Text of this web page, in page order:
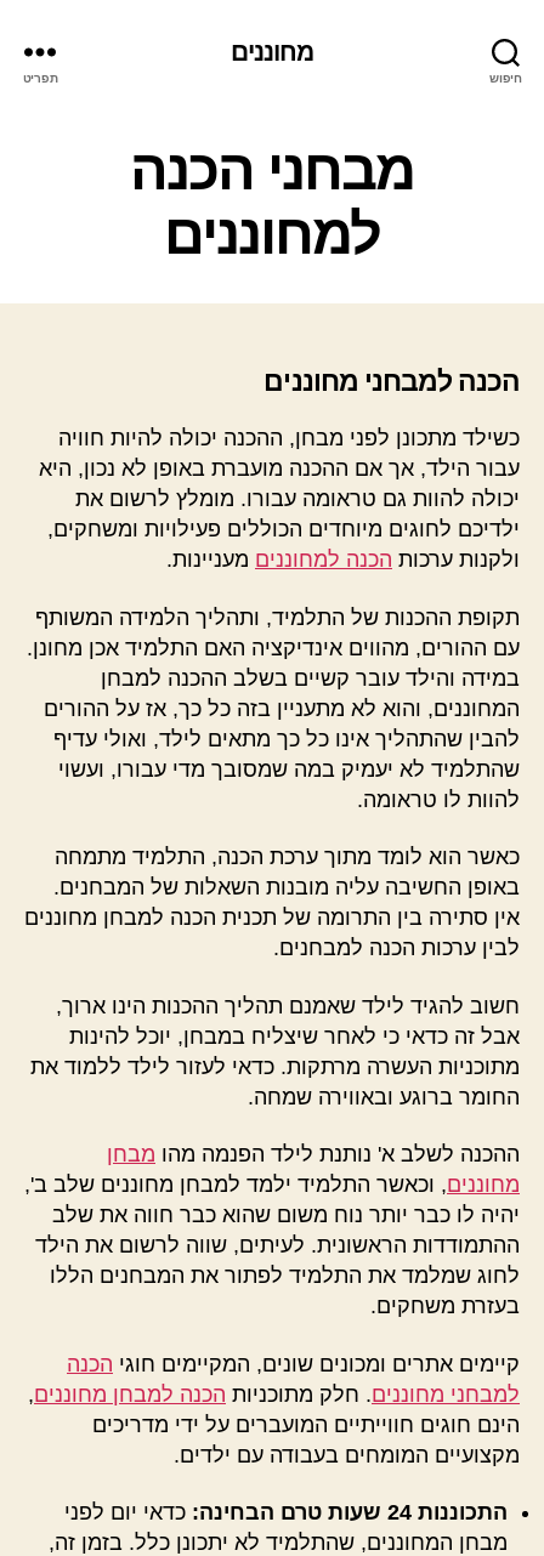
חיפוש
מחוננים
תפריט
קטגוריות
מבחני הכנה
למחוננים
הכנה למבחני מחוננים
כשילד מתכונן לפני מבחן, ההכנה יכולה להיות חוויה
עבור הילד, אך אם ההכנה מועברת באופן לא נכון, היא
יכולה להוות גם טראומה עבורו. מומלץ לרשום את
ילדיכם לחוגים מיוחדים הכוללים פעילויות ומשחקים,
ולקנות ערכות הכנה למחוננים מעניינות.
תקופת ההכנות של התלמיד, ותהליך הלמידה המשותף
עם ההורים, מהווים אינדיקציה האם התלמיד אכן מחונן.
במידה והילד עובר קשיים בשלב ההכנה למבחן
המחוננים, והוא לא מתעניין בזה כל כך, אז על ההורים
להבין שהתהליך אינו כל כך מתאים לילד, ואולי עדיף
שהתלמיד לא יעמיק במה שמסובך מדי עבורו, ועשוי
להוות לו טראומה.
כאשר הוא לומד מתוך ערכת הכנה, התלמיד מתמחה
באופן החשיבה עליה מובנות השאלות של המבחנים.
אין סתירה בין התרומה של תכנית הכנה למבחן מחוננים
לבין ערכות הכנה למבחנים.
חשוב להגיד לילד שאמנם תהליך ההכנות הינו ארוך,
אבל זה כדאי כי לאחר שיצליח במבחן, יוכל להינות
מתוכניות העשרה מרתקות. כדאי לעזור לילד ללמוד את
החומר ברוגע ובאווירה שמחה.
ההכנה לשלב א' נותנת לילד הפנמה מהו מבחן
מחוננים, וכאשר התלמיד ילמד למבחן מחוננים שלב ב',
יהיה לו כבר יותר נוח משום שהוא כבר חווה את שלב
ההתמודדות הראשונית. לעיתים, שווה לרשום את הילד
לחוג שמלמד את התלמיד לפתור את המבחנים הללו
בעזרת משחקים.
קיימים אתרים ומכונים שונים, המקיימים חוגי הכנה
למבחני מחוננים. חלק מתוכניות הכנה למבחן מחוננים,
הינם חוגים חווייתיים המועברים על ידי מדריכים
מקצועיים המומחים בעבודה עם ילדים.
התכוננות 24 שעות טרם הבחינה:
כדאי יום לפני
מבחן המחוננים, שהתלמיד לא יתכונן כלל. בזמן זה,